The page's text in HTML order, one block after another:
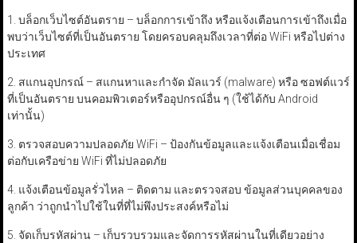
1. บล็อกเว็บไซต์อันตราย – บล็อกการเข้าถึง หรือแจ้งเตือนการเข้าถึงเมื่อ
พบว่าเว็บไซต์ที่เป็นอันตราย โดยครอบคลุมถึงเวลาที่ต่อ WiFi หรือไปต่าง
ประเทศ
2. สแกนอุปกรณ์ – สแกนหาและกำจัด มัลแวร์ (malware) หรือ ซอฟต์แวร์
ที่เป็นอันตราย บนคอมพิวเตอร์หรืออุปกรณ์อื่น ๆ (ใช้ได้กับ Android
เท่านั้น)
3. ตรวจสอบความปลอดภัย WiFi – ป้องกันข้อมูลและแจ้งเตือนเมื่อเชื่อม
ต่อกับเครือข่าย WiFi ที่ไม่ปลอดภัย
4. แจ้งเตือนข้อมูลรั่วไหล – ติดตาม และตรวจสอบ ข้อมูลส่วนบุคคลของ
ลูกค้า ว่าถูกนำไปใช้ในที่ที่ไม่พึงประสงค์หรือไม่
5. จัดเก็บรหัสผ่าน – เก็บรวบรวมและจัดการรหัสผ่านในที่เดียวอย่าง